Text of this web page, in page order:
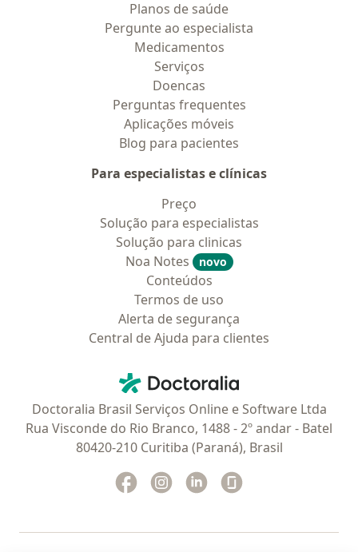
Planos de saúde
Pergunte ao especialista
Medicamentos
Serviços
Doencas
Perguntas frequentes
Aplicações móveis
Blog para pacientes
Para especialistas e clínicas
Preço
Solução para especialistas
Solução para clinicas
Noa Notes
novo
Conteúdos
Termos de uso
Alerta de segurança
Central de Ajuda para clientes
Doctoralia - Homepage
Doctoralia Brasil Serviços Online e Software Ltda
Rua Visconde do Rio Branco, 1488 - 2º andar - Batel
80420-210 Curitiba (Paraná), Brasil
Facebook
abre num novo separador
Instagram
abre num novo separador
Linkedin
abre num novo